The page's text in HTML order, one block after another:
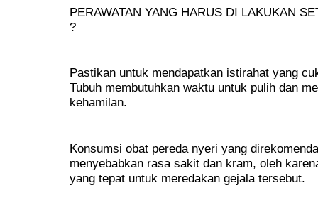
PERAWATAN YANG HARUS DI LAKUKAN
?
Pastikan untuk mendapatkan istirahat yang
Tubuh membutuhkan waktu untuk pulih dan
kehamilan.
Konsumsi obat pereda nyeri yang
menyebabkan rasa sakit dan kram, oleh
yang tepat untuk meredakan gejala tersebut.